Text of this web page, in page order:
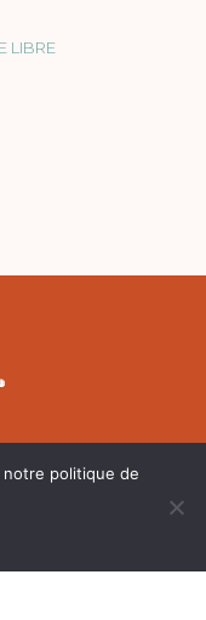
LIBRE
politique de